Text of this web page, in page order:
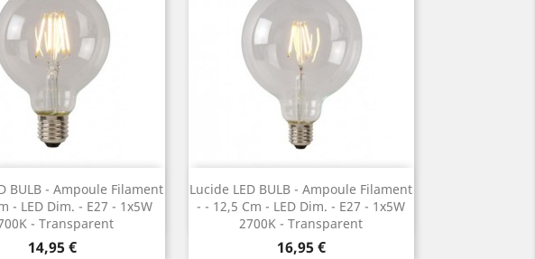
BULB - Ampoule Filament
- LED Dim. - E27 - 1x5W
- Transparent
Preis
14,95 €
Vorschau
Lucide LED BULB - Ampoule Filament
- ¯ 12,5 Cm - LED Dim. - E27 - 1x5W
2700K - Transparent
Preis
16,95 €
Vorschau